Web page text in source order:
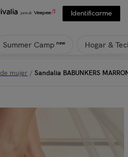
Identificarme
Summer Camp new Hogar &
mujer / Sandalia BABUNKERS